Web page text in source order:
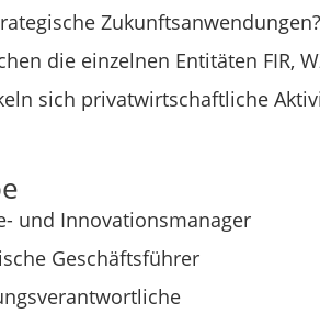
Zukunftsanwendungen?
die einzelnen Entitäten FIR,
sich privatwirtschaftliche
und Innovationsmanager
Geschäftsführer